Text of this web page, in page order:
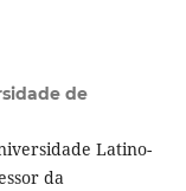
de
Latino-
da